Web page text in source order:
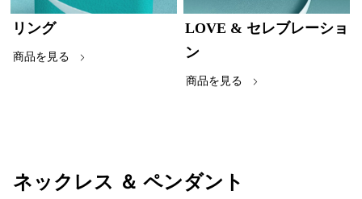
リング
商品を見る
LOVE & セレブレーショ
ン
商品を見る
ネックレス ＆ ペンダント